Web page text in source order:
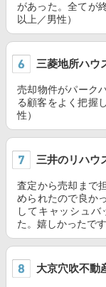
があった。全てが
以上／男性）
三菱地所ハウ
売却物件がパーク
る顧客をよく把握
性）
三井のリハウ
査定から売却まで
められたので良か
してキャッシュ
た。嬉しかったで
大京穴吹不動